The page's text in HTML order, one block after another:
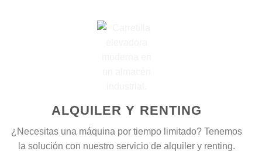
ALQUILER Y RENTING
¿Necesitas una máquina por tiempo limitado? Tenemos
la solución con nuestro servicio de alquiler y renting.